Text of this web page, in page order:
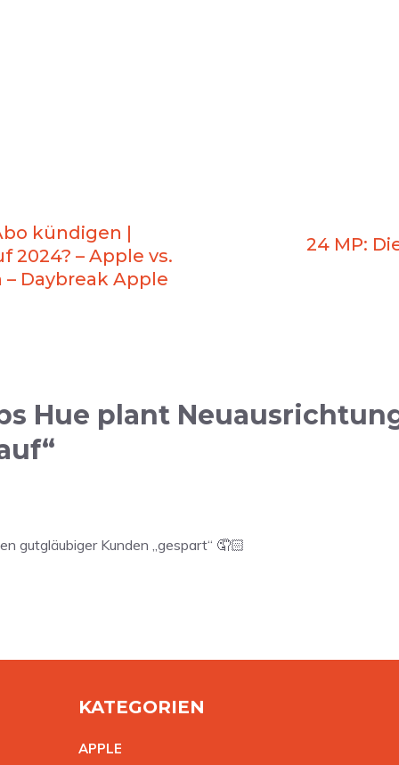
kündigen |
2024? – Apple vs.
Daybreak Apple
24 MP:
Hue plant
gutgläubiger Kunden „gespart“ 🤦🏻
KATEGORIEN
APPLE